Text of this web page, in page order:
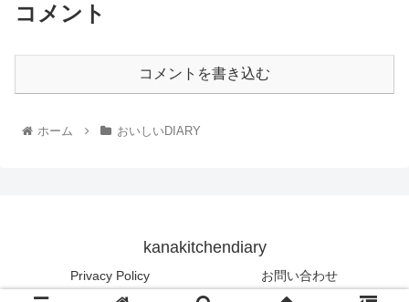
コメント
コメントを書き込む
ホーム おいしいDIARY
kanakitchendiary
Privacy Policy お問い合わせ